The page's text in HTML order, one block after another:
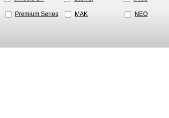
Premium Series MAK NEO